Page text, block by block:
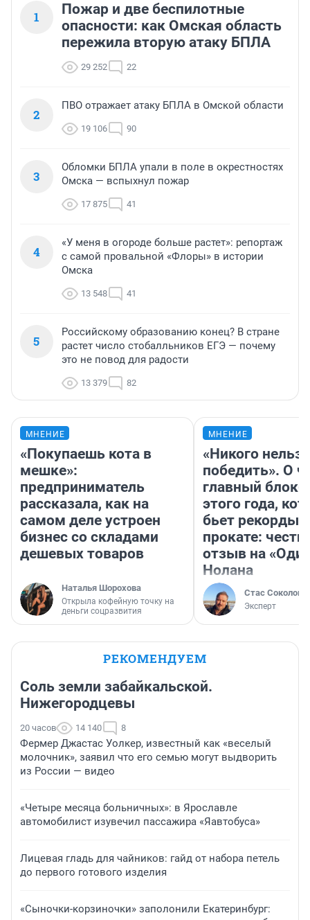
1
Пожар и две беспилотные
опасности: как Омская область
пережила вторую атаку БПЛА
29 252 22
2
ПВО отражает атаку БПЛА в Омской области
19 106 90
3
Обломки БПЛА упали в поле в окрестностях
Омска — вспыхнул пожар
17 875 41
4
«У меня в огороде больше растет»: репортаж
с самой провальной «Флоры» в истории
Омска
13 548 41
5
Российскому образованию конец? В стране
растет число стобалльников ЕГЭ — почему
это не повод для радости
13 379 82
МНЕНИЕ
«Покупаешь кота в
мешке»:
предприниматель
рассказала, как на
самом деле устроен
бизнес со складами
дешевых товаров
Наталья Шорохова
Открыла кофейную точку на
деньги соцразвития
МНЕНИЕ
«Никого нельзя
победить». О
главный
этого года,
бьет рекорды в
прокате:
отзыв на
Нолана
Стас Соколов
Эксперт
РЕКОМЕНДУЕМ
Соль земли забайкальской.
Нижегородцевы
20 часов 14 140 8
Фермер Джастас Уолкер, известный как «веселый
молочник», заявил что его семью могут выдворить
из России — видео
«Четыре месяца больничных»: в Ярославле
автомобилист изувечил пассажира «Яавтобуса»
Лицевая гладь для чайников: гайд от набора петель
до первого готового изделия
«Сыночки-корзиночки» заполонили Екатеринбург: